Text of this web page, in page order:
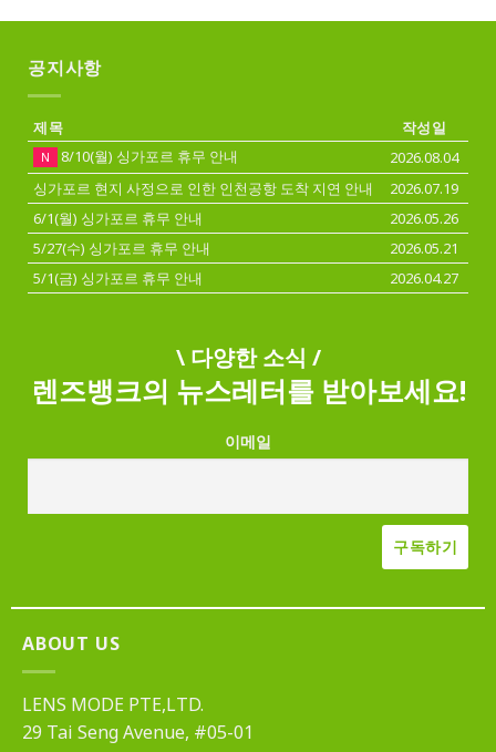
공지사항
제목 작성일
N 8/10(월) 싱가포르 휴무 안내
2026.08.04
싱가포르 현지 사정으로 인한 인천공항 도착 지연 안내
2026.07.19
6/1(월) 싱가포르 휴무 안내
2026.05.26
5/27(수) 싱가포르 휴무 안내
2026.05.21
5/1(금) 싱가포르 휴무 안내
2026.04.27
\ 다양한 소식 /
렌즈뱅크의 뉴스레터를 받아보세요!
이메일
ABOUT US
LENS MODE PTE,LTD.
29 Tai Seng Avenue, #05-01